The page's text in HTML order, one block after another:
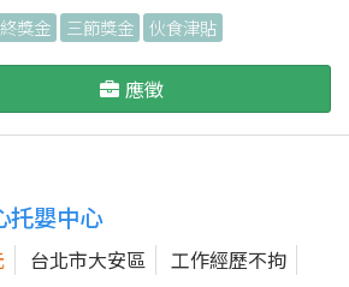
獎金 三節獎金 伙食津貼
應徵
托嬰中心
台北市大安區
工作經歷不拘